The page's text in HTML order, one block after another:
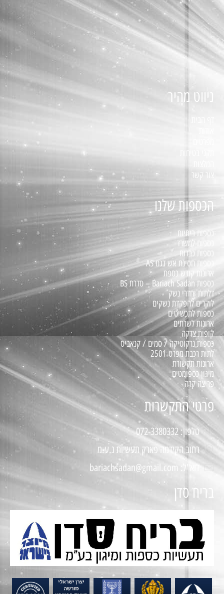
ניווט מהיר
צור קשר
הכספות שלנו
כספות ביתיות
כספות למשרד
כספות כבדות
כספות חסינת אש דגם AS
ארונות קודש כספת
כספות Bariach Sadan – סדרת BS
דלתות וחדרי נשק
לוקרים להפקדת נשקים
כספות לתכשיטים
ארונות לשרתים
קופות צדקה
כספות נרקוטיקה / סמים / קנאביס
לתות רכבת מפרט 2501
ארונות תקשורת
מיגון כספומטים
פריצה קרה
פרטי התקשרות
טלפון: 072-3380332
רחוב הקידמה פארק תעשיות נ.ע.מ
דוא"ל: bariachsadan@gmail.com
בריח סדן